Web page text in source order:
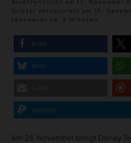
teilen
teilen
spenden
Am 25. November bringt Disney